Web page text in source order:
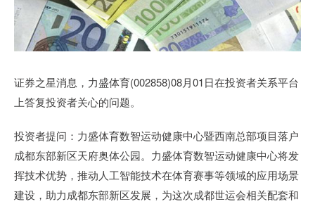
证券之星消息，力盛体育(002858)08月01日在投资者关系平台
上答复投资者关心的问题。
投资者提问：力盛体育数智运动健康中心暨西南总部项目落户
成都东部新区天府奥体公园。力盛体育数智运动健康中心将发
挥技术优势，推动人工智能技术在体育赛事等领域的应用场景
建设，助力成都东部新区发展，为这次成都世运会相关配套和